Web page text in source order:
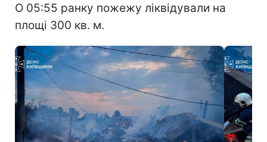
О 05:55 ранку пожежу ліквідували на
площі 300 кв. м.